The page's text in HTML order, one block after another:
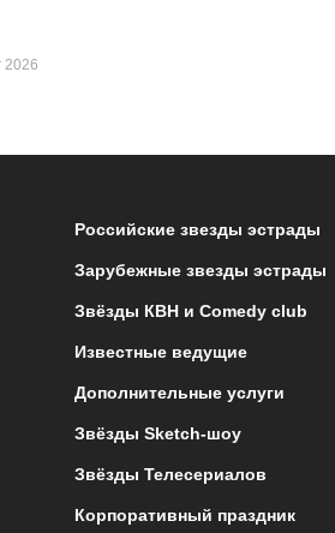
2026
Российские звезды эстрады
Зарубежные звезды эстрады
Звёзды КВН и Comedy club
Известные ведущие
Дополнительные услуги
Звёзды Sketch-шоу
Звёзды Телесериалов
Корпоративный праздник